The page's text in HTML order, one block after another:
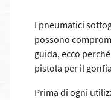
I pneumatici
possono
guida, ecco
pistola per il
Prima di ogni